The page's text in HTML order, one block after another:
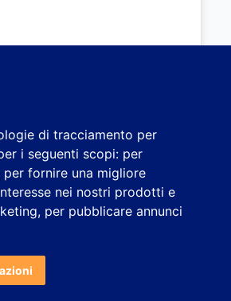
di tracciamento per
i seguenti scopi: per
per fornire una migliore
nei nostri prodotti e
, per pubblicare annunci